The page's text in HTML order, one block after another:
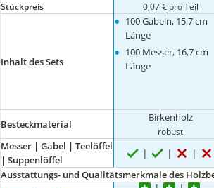
Stückpreis 0,07 € pro Teil
Inhalt des Sets
• 100 Gabeln, 15,7 cm
Länge
• 100 Messer, 16,7 cm
Länge
Besteckmaterial
Birkenholz
robust
Messer | Gabel | Teelöffel
| Suppenlöffel
Ausstattungs- und Qualitätsmerkmale des